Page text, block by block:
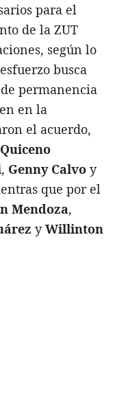
para el
de la ZUT
según lo
busca
permanencia
en la
el acuerdo,
, Genny Calvo y
que por el
Mendoza,
yWillinton